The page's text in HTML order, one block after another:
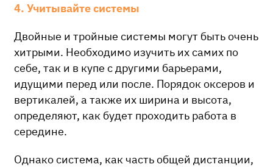
4. Учитывайте системы
Двойные и тройные системы могут быть очень
хитрыми. Необходимо изучить их самих по
себе, так и в купе с другими барьерами,
идущими перед или после. Порядок оксеров и
вертикалей, а также их ширина и высота,
определяют, как будет проходить работа в
середине.
Однако система, как часть общей дистанции,